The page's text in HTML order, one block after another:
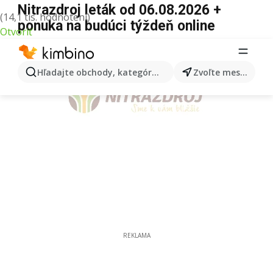
(14,1 tis. hodnotení)
Otvoriť
Hľadajte obchody, kategórie, produkty... Zvoľte mesto
Nitrazdroj leták od 06.08.2026 +
ponuka na budúci týždeň online
REKLAMA